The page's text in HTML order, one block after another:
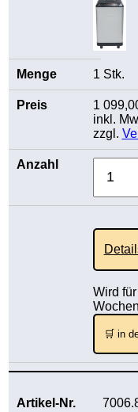
1 Stk.
1
inkl.
zzgl.
Wird
Wochen
🛒 in